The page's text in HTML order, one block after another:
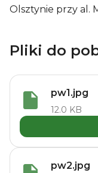
Olsztynie przy al.
Pliki do
pw1.jpg
12.0 KB
pw2.jpg